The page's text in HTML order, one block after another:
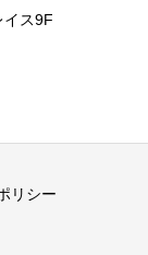
イス9F
リシー